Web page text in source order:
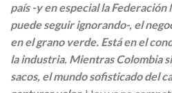
país -y en especial la
puede seguir ignorando-, el
en el grano verde. Está en el
la industria. Mientras Colombia
sacos, el mundo sofisticado del